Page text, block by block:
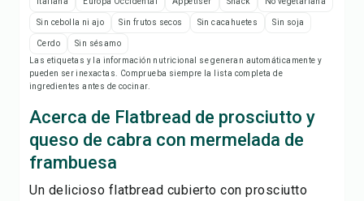
Reportar
Sin cebolla ni ajo Sin frutos secos Sin cacahuetes Sin soja
Cerdo
Sin sésamo
Las etiquetas y la información nutricional se generan automáticamente y
pueden ser inexactas. Comprueba siempre la lista completa de
ingredientes antes de cocinar.
Acerca de Flatbread de prosciutto y
queso de cabra con mermelada de
frambuesa
Un delicioso flatbread cubierto con prosciutto